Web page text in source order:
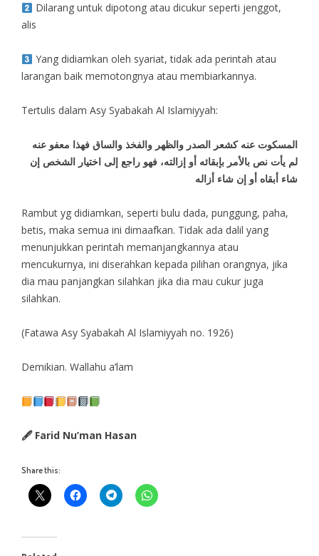
Dilarang untuk dipotong atau dicukur seperti jenggot,
alis
Yang didiamkan oleh syariat, tidak ada perintah atau
larangan baik memotongnya atau membiarkannya.
Tertulis dalam Asy Syabakah Al Islamiyyah:
المسكوت عنه كشعر الصدر والظهر والفخذ والساق فهذا معفو عنه
لم يأت نص بالأمر بإبقائه أو إزالته، فهو راجع إلى اختيار الشخص إن
شاء أبقاه أو إن شاء أزاله
Rambut yg didiamkan, seperti bulu dada, punggung, paha,
betis, maka semua ini dimaafkan. Tidak ada dalil yang
menunjukkan perintah memanjangkannya atau
mencukurnya, ini diserahkan kepada pilihan orangnya, jika
dia mau panjangkan silahkan jika dia mau cukur juga
silahkan.
(Fatawa Asy Syabakah Al Islamiyyah no. 1926)
Demikian. Wallahu a’lam
🖋 Farid Nu’man Hasan
Share this: